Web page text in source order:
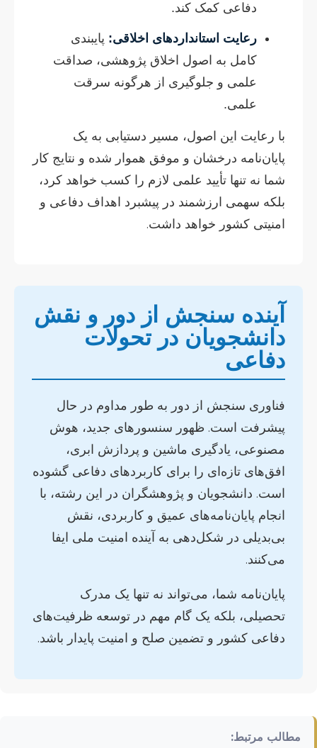
دفاعی کمک کند.
رعایت استانداردهای اخلاقی: پایبندی
کامل به اصول اخلاق پژوهشی، صداقت
علمی و جلوگیری از هرگونه سرقت
علمی.
با رعایت این اصول، مسیر دستیابی به یک
پایان‌نامه درخشان و موفق هموار شده و نتایج کار
شما نه تنها تأیید علمی لازم را کسب خواهد کرد،
بلکه سهمی ارزشمند در پیشبرد اهداف دفاعی و
امنیتی کشور خواهد داشت.
آینده سنجش از دور و نقش
دانشجویان در تحولات
دفاعی
فناوری سنجش از دور به طور مداوم در حال
پیشرفت است. ظهور سنسورهای جدید، هوش
مصنوعی، یادگیری ماشین و پردازش ابری،
افق‌های تازه‌ای را برای کاربردهای دفاعی گشوده
است. دانشجویان و پژوهشگران در این رشته، با
انجام پایان‌نامه‌های عمیق و کاربردی، نقش
بی‌بدیلی در شکل‌دهی به آینده امنیت ملی ایفا
می‌کنند.
پایان‌نامه شما، می‌تواند نه تنها یک مدرک
تحصیلی، بلکه یک گام مهم در توسعه ظرفیت‌های
دفاعی کشور و تضمین صلح و امنیت پایدار باشد.
مطالب مرتبط: